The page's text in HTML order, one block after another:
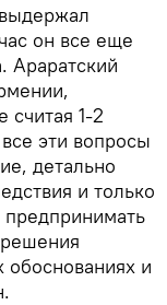
он все еще
Араратский
1-2
эти вопросы
детально
и только
предпринимать
обоснованиях и